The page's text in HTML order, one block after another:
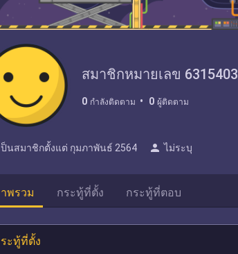
สมาชิกหมายเลข 6315403
0 กำลังติดตาม 0 ผู้ติดตาม
ป็นสมาชิกตั้งแต่ กุมภาพันธ์ 2564 person ไม่ระบุ
พรวม กระทู้ที่ตั้ง กระทู้ที่ตอบ
ะทู้ที่ตั้ง